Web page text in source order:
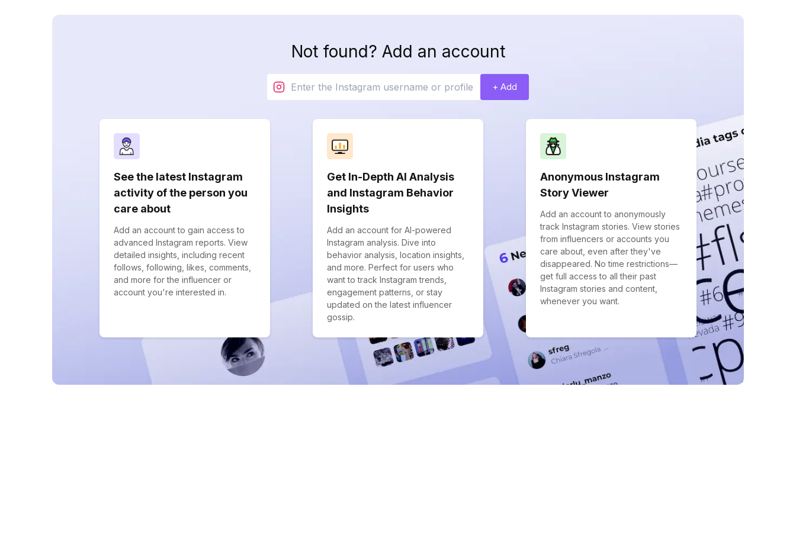
Not found? Add an account
+ Add
See the latest Instagram
activity of the person you
care about
Add an account to gain access to
advanced Instagram reports. View
detailed insights, including recent
follows, following, likes, comments,
and more for the influencer or
account you're interested in.
Get In-Depth AI Analysis
and Instagram Behavior
Insights
Add an account for AI-powered
Instagram analysis. Dive into
behavior analysis, location insights,
and more. Perfect for users who
want to track Instagram trends,
engagement patterns, or stay
updated on the latest influencer
gossip.
Anonymous Instagram
Story Viewer
Add an account to anonymously
track Instagram stories. View stories
from influencers or accounts you
care about, even after they've
disappeared. No time restrictions—
get full access to all their past
Instagram stories and content,
whenever you want.